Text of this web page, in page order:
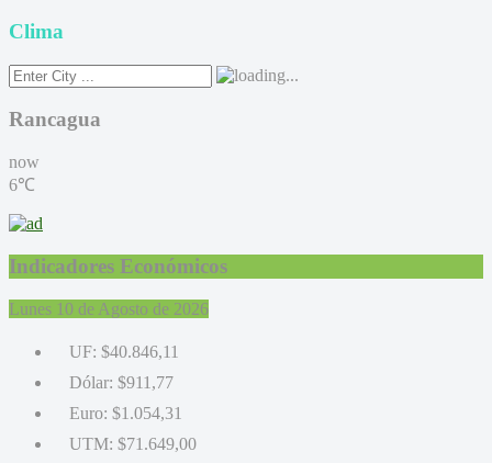
Clima
Rancagua
now
6℃
Indicadores Económicos
Lunes 10 de Agosto de 2026
UF: $40.846,11
Dólar: $911,77
Euro: $1.054,31
UTM: $71.649,00